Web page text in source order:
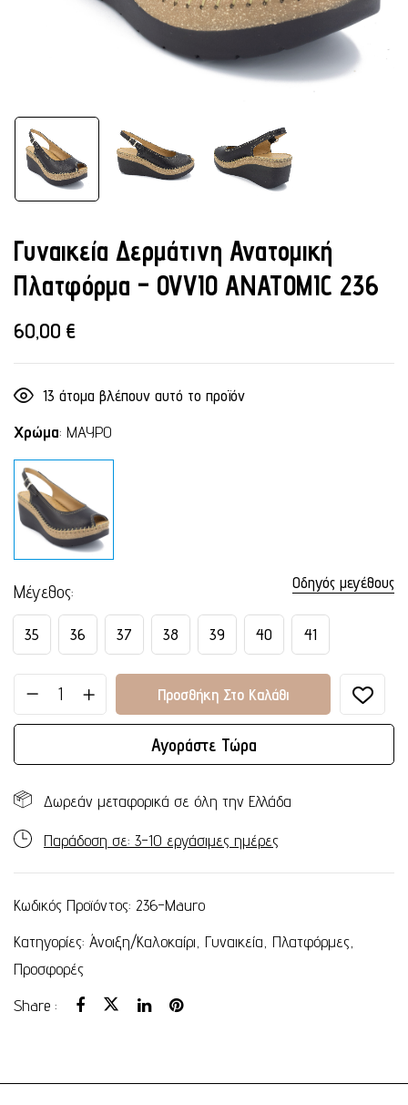
Γυναικεία Δερμάτινη Ανατομική
Πλατφόρμα – OVVIO ANATOMIC 236
60,00 €
13 άτομα βλέπουν αυτό το προϊόν
Χρώμα: ΜΑΥΡΟ
Οδηγός μεγέθους
Μέγεθος
35 36 37 38 39 40 41
Προσθήκη Στο Καλάθι
Αγοράστε Τώρα
Δωρεάν μεταφορικά σε όλη την Ελλάδα
Παράδοση σε: 3-10 εργάσιμες ημέρες
Κωδικός Προϊόντος: 236-Mauro
Κατηγορίες: Άνοιξη/Καλοκαίρι Γυναικεία Πλατφόρμες
Προσφορές
Share :